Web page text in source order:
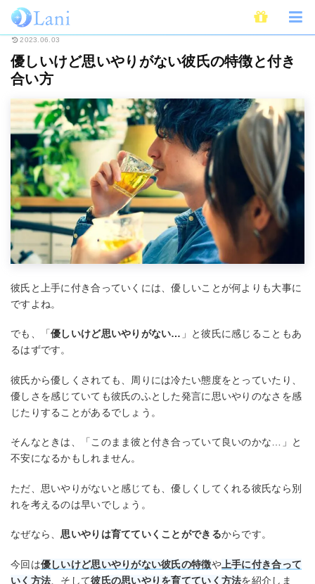
ホーム 恋愛 優しいけど思いやりがない彼氏の特徴と
2023.06.03
優しいけど思いやりがない彼氏の特徴と付き
合い方
彼氏と上手に付き合っていくには、優しいことが何よりも大事に
ですよね。
でも、「優しいけど思いやりがない… 」と彼氏に感じることもあ
るはずです。
彼氏から優しくされても、周りには冷たい態度をとっていたり、
優しさを感じていても彼氏のふとした発言に思いやりのなさを感
じたりすることがあるでしょう。
そんなときは、「このまま彼と付き合っていて良いのかな…」と
不安になるかもしれません。
ただ、思いやりがないと感じても、優しくしてくれる彼氏なら別
れを考えるのは早いでしょう。
なぜなら、思いやりは育てていくことができるからです。
今回は優しいけど思いやりがない彼氏の特徴や上手に付き合って
いく方法 、そして彼氏の思いやりを育てていく方法を紹介しま